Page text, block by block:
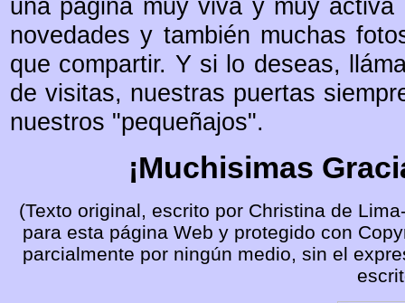
una página muy viva y muy
novedades y también muchas
que compartir. Y si lo deseas,
de visitas, nuestras puertas
nuestros "pequeñajos".
¡Muchisimas
(Texto original, escrito por Christina de
para esta página Web y protegido con
parcialmente por ningún medio, sin el